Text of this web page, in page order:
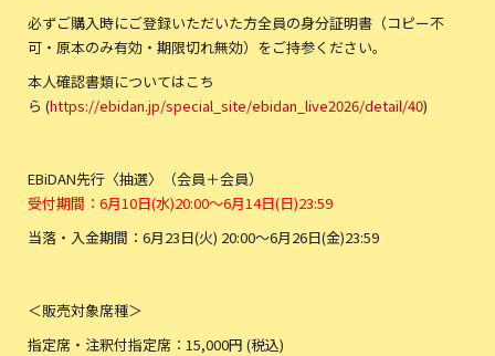
必ずご購入時にご登録いただいた方全員の身分証明書（コピー不
可・原本のみ有効・期限切れ無効）をご持参ください。
本人確認書類についてはこち
ら (https://ebidan.jp/special_site/ebidan_live2026/detail/40)
EBiDAN先行〈抽選〉（会員＋会員）
受付期間：6月10日(水)20:00〜6月14日(日)23:59
当落・入金期間：6月23日(火) 20:00〜6月26日(金)23:59
＜販売対象席種＞
指定席・注釈付指定席：15,000円 (税込)